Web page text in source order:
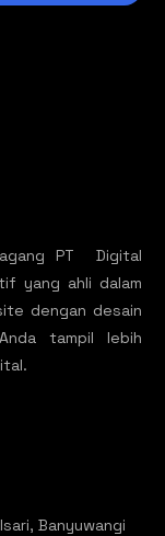
PT Digital
yang ahli dalam
dengan desain
tampil lebih
Banyuwangi